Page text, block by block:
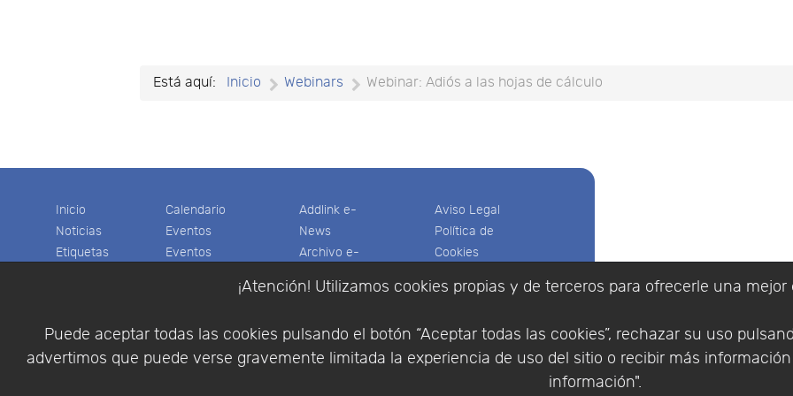
¡Atención! Utilizamos cookies propias y de terceros para ofrecerle una
Puede aceptar todas las cookies pulsando el botón “Aceptar todas las cookies”, rechazar su uso
advertimos que puede verse gravemente limitada la experiencia de uso del sitio o recibir más
información".
Está aquí: Inicio Webinars Webinar: Adiós a las hojas de cálculo
Inicio
Noticias
Etiquetas
Cesta
Calendario
Eventos
Eventos
Colaboradores
Descargas
Videos
Addlink e-
News
Archivo e-
Software
Multifisica.com
Síganos
Aviso Legal
Política de
Cookies
Privacidad
de compra
Identificarse
|Política de Cookies
© Copyright 1994 - 2026.
Distribuidor de